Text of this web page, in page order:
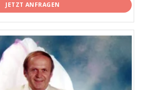
JETZT ANFRAGEN